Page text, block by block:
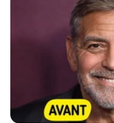
chuchotements. Ont-elles
différemment ? Quoi
pour que George
“Personne ne me